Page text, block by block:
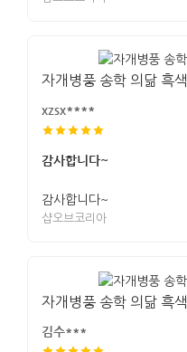
자개병풍 송학 의닮 흑색
xzsx****
감사합니다~
감사합니다~
샵오브코리아
자개병풍 송학 의닮 흑색
김수***